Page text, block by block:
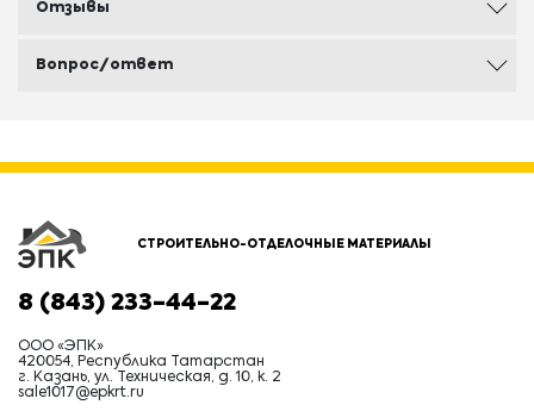
Отзывы
Вопрос/ответ
СТРОИТЕЛЬНО-ОТДЕЛОЧНЫЕ МАТЕРИАЛЫ
8 (843) 233-44-22
ООО «ЭПК»
420054, Республика Татарстан
г. Казань, ул. Техническая, д. 10, к. 2
sale1017@epkrt.ru